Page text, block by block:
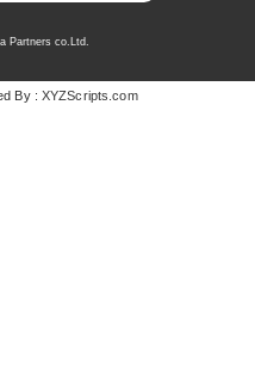
Partners co.Ltd.
By :XYZScripts.com